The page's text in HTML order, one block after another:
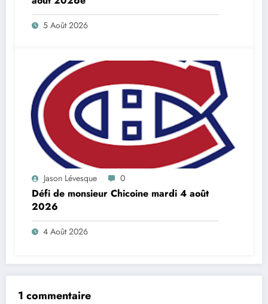
5 Août 2026
Jason Lévesque 0
Défi de monsieur Chicoine mardi 4 août
2026
4 Août 2026
1 commentaire